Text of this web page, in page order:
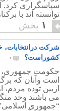
سپاسگزاری کرد.
توانسته اند با
میهن پرست، دعوت
دلقک، منیژک
وآینده ایران، […]
۱ پخش
شرکت درانتخابات،
کشوراست؟
۰
حکومت
است وآنان که
ازبین توده
می باشند وخد
“جمهوری